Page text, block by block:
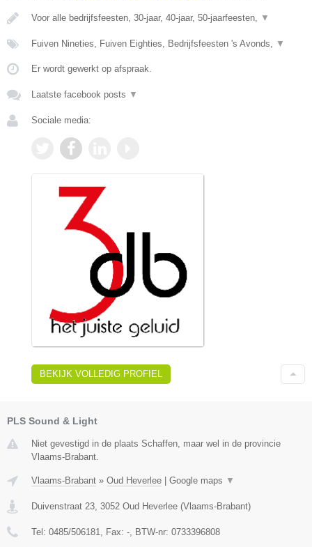
Voor alle bedrijfsfeesten, 30-jaar, 40-jaar, 50-jaarfeesten, ▼
Fuiven Nineties, Fuiven Eighties, Bedrijfsfeesten 's Avonds, ▼
Er wordt gewerkt op afspraak.
Laatste facebook posts ▼
Sociale media:
BEKIJK VOLLEDIG PROFIEL
PLS Sound & Light
Niet gevestigd in de plaats Schaffen, maar wel in de provincie
Vlaams-Brabant.
Vlaams-Brabant » Oud Heverlee Google maps ▼
Duivenstraat 23 3052 Oud Heverlee (Vlaams-Brabant)
Tel: 0485/506181 , Fax: - , BTW-nr: 0733396808